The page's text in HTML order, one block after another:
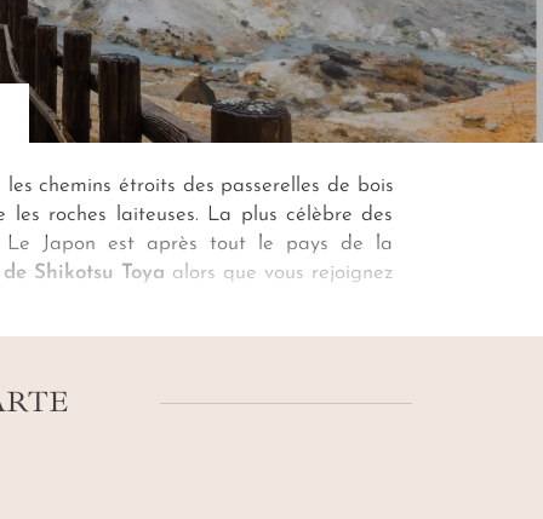
chemins étroits des passerelles de bois
les roches laiteuses. La plus célèbre des
Le Japon est après tout le pays de la
Shikotsu Toya alors que vous rejoignez